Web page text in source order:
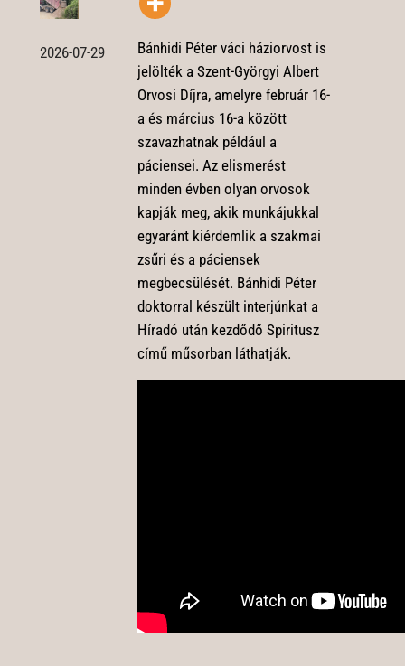
2026-07-29
Bánhidi Péter váci háziorvost is
jelölték a Szent-Györgyi Albert
Orvosi Díjra, amelyre február 16-
a és március 16-a között
szavazhatnak például a
páciensei. Az elismerést
minden évben olyan orvosok
kapják meg, akik munkájukkal
egyaránt kiérdemlik a szakmai
zsűri és a páciensek
megbecsülését. Bánhidi Péter
doktorral készült interjúnkat a
Híradó után kezdődő Spiritusz
című műsorban láthatják.